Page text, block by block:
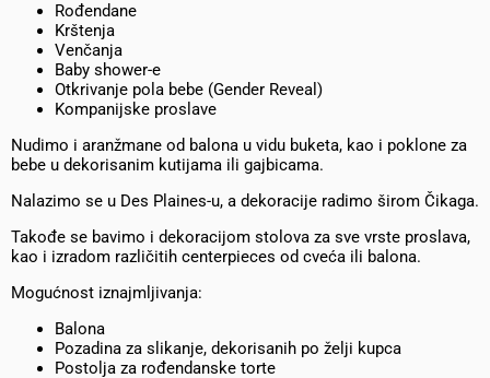
Rođendane
Krštenja
Venčanja
Baby shower-e
Otkrivanje pola bebe (Gender Reveal)
Kompanijske proslave
Nudimo i aranžmane od balona u vidu buketa, kao i poklone za
bebe u dekorisanim kutijama ili gajbicama.
Nalazimo se u Des Plaines-u, a dekoracije radimo širom Čikaga.
Takođe se bavimo i dekoracijom stolova za sve vrste proslava,
kao i izradom različitih centerpieces od cveća ili balona.
Mogućnost iznajmljivanja:
Balona
Pozadina za slikanje, dekorisanih po želji kupca
Postolja za rođendanske torte